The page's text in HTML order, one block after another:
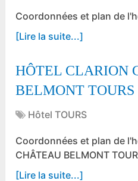
Coordonnées et plan de
[Lire la suite...]
HÔTEL CLARION
BELMONT TOURS
Hôtel TOURS
Coordonnées et plan de
CHÂTEAU BELMONT
[Lire la suite...]